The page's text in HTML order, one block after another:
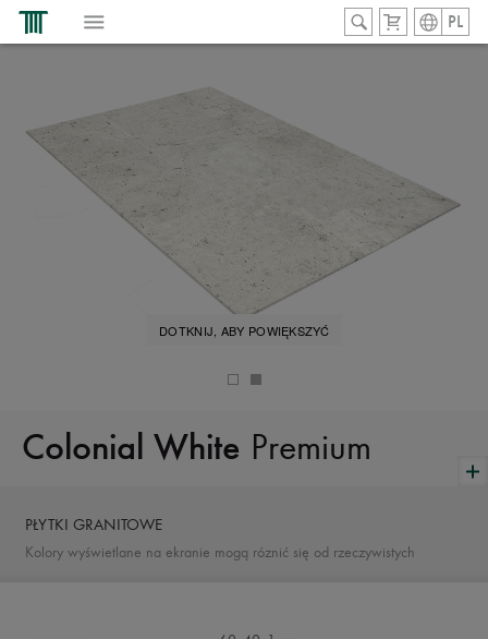
PL
Colonial White Premium
DOTKNIJ, ABY POWIĘKSZYĆ
PŁYTKI GRANITOWE
Kolory wyświetlane na ekranie mogą róznić się od rzeczywistych